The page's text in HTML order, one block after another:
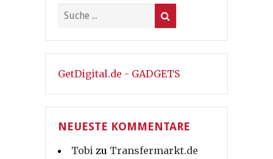
GetDigital.de - GADGETS
NEUESTE KOMMENTARE
Tobi zu Transfermarkt.de